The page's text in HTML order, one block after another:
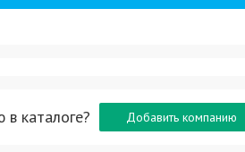
каталоге? Добавить компанию